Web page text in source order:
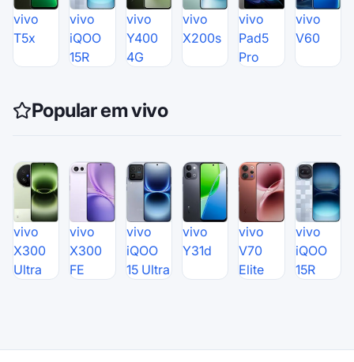
vivo
T5x
vivo
iQOO
15R
vivo
Y400
4G
vivo
X200s
vivo
Pad5
Pro
vivo
V60
Popular em vivo
vivo
X300
Ultra
vivo
X300
FE
vivo
iQOO
15 Ultra
vivo
Y31d
vivo
V70
Elite
vivo
iQOO
15R